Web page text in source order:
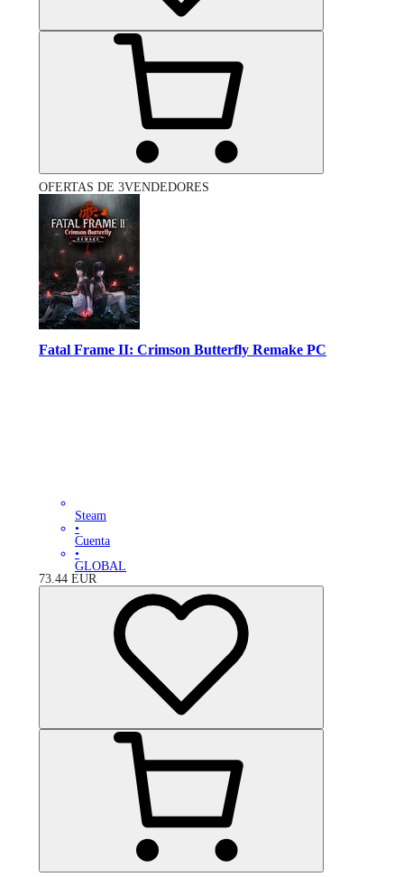
OFERTAS DE 3VENDEDORES
Fatal Frame II: Crimson Butterfly Remake PC
Steam
•
Cuenta
•
GLOBAL
73.44 EUR